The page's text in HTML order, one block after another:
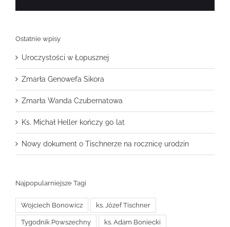
Ostatnie wpisy
Uroczystości w Łopusznej
Zmarła Genowefa Sikora
Zmarła Wanda Czubernatowa
Ks. Michał Heller kończy 90 lat
Nowy dokument o Tischnerze na rocznicę urodzin
Najpopularniejsze Tagi
Wojciech Bonowicz ks. Józef Tischner
Tygodnik Powszechny ks. Adam Boniecki